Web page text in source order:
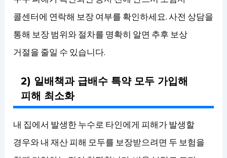
콜센터에 연락해 보장 여부를 확인하세요. 사전 상담을
통해 보장 범위와 절차를 명확히 알면 추후 보상
거절을 줄일 수 있습니다.
2) 일배책과 급배수 특약 모두 가입해
피해 최소화
내 집에서 발생한 누수로 타인에게 피해가 발생할
경우와 내 재산 피해 모두를 보장받으려면 두 보험을